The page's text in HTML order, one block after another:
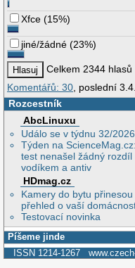
Xfce (15%)
jiné/žádné (23%)
Celkem 2344 hlasů
Komentářů: 30 , poslední
Rozcestník
AbcLinuxu
Událo se v týdnu 32/2026
Týden na
test nenašel žádný rozdíl
vodíkem a antiv
HDmag.cz
Kamery do bytu
přehled o vaší
Testovací novinka
Píšeme jinde
ISSN 1214-1267